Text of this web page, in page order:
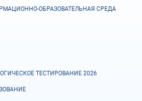
ОБРАЗОВАТЕЛЬНАЯ СРЕДА
ТЕСТИРОВАНИЕ 2026